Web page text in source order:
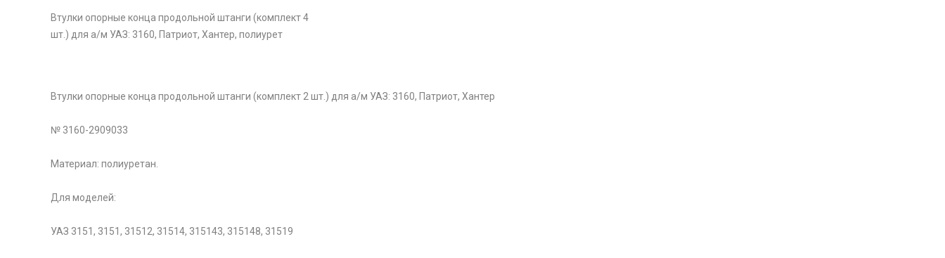
Втулки опорные конца продольной штанги (комплект 4
шт.) для а/м УАЗ: 3160, Патриот, Хантер, полиурет
Втулки опорные конца продольной штанги (комплект 2 шт.) для а/м УАЗ: 3160, Патриот, Хантер
№ 3160-2909033
Материал: полиуретан.
Для моделей:
УАЗ 3151, 3151, 31512, 31514, 315143, 315148, 31519